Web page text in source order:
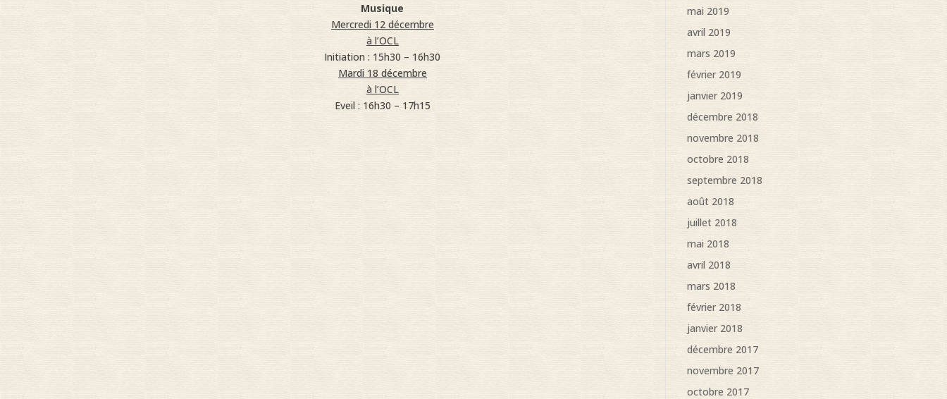
Musique
Mercredi 12 décembre
à l’OCL
Initiation : 15h30 – 16h30
Mardi 18 décembre
à l’OCL
Eveil : 16h30 – 17h15
mai 2019
avril 2019
mars 2019
février 2019
janvier 2019
décembre 2018
novembre 2018
octobre 2018
septembre 2018
août 2018
juillet 2018
mai 2018
avril 2018
mars 2018
février 2018
janvier 2018
décembre 2017
novembre 2017
octobre 2017